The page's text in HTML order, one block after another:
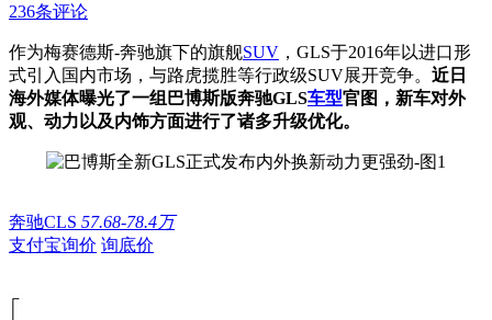
236条评论
作为梅赛德斯-奔驰旗下的旗舰SUV ，GLS于2016年以进口形
式引入国内市场，与路虎揽胜等行政级SUV展开竞争。 近日
海外媒体曝光了一组巴博斯版奔驰GLS车型官图，新车对外
观、动力以及内饰方面进行了诸多升级优化。
奔驰CLS 57.68-78.4万
支付宝询价 询底价